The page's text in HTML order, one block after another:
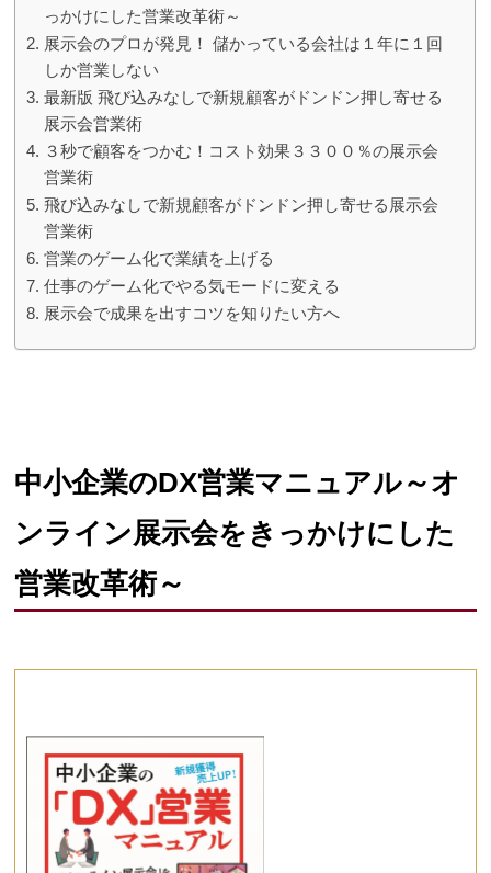
っかけにした営業改革術～
展示会のプロが発見！ 儲かっている会社は１年に１回
しか営業しない
最新版 飛び込みなしで新規顧客がドンドン押し寄せる
展示会営業術
３秒で顧客をつかむ！コスト効果３３００％の展示会
営業術
飛び込みなしで新規顧客がドンドン押し寄せる展示会
営業術
営業のゲーム化で業績を上げる
仕事のゲーム化でやる気モードに変える
展示会で成果を出すコツを知りたい方へ
中小企業のDX営業マニュアル～オ
ンライン展示会をきっかけにした
営業改革術～